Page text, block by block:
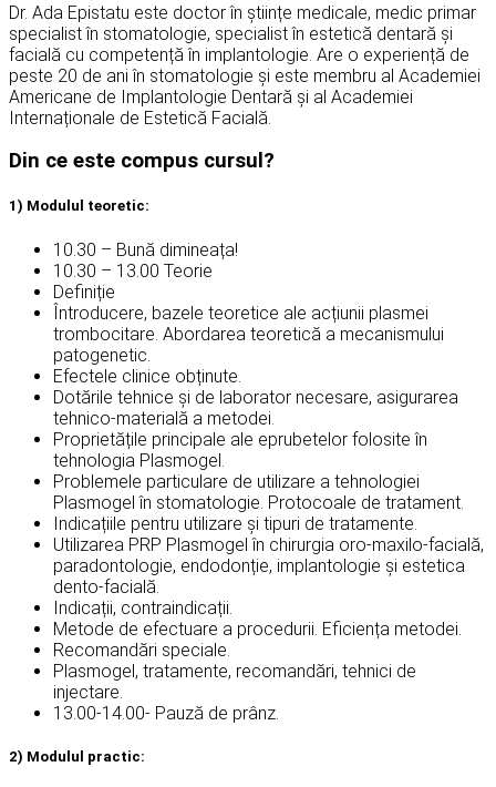
Dr. Ada Epistatu este doctor în științe medicale, medic primar
specialist în stomatologie, specialist în estetică dentară și
facială cu competență în implantologie. Are o experiență de
peste 20 de ani în stomatologie și este membru al Academiei
Americane de Implantologie Dentară și al Academiei
Internaționale de Estetică Facială.
Din ce este compus cursul?
1) Modulul teoretic:
10.30 – Bună dimineața!
10.30 – 13.00 Teorie
Definiție
Întroducere, bazele teoretice ale acțiunii plasmei
trombocitare. Abordarea teoretică a mecanismului
patogenetic.
Efectele clinice obținute.
Dotările tehnice și de laborator necesare, asigurarea
tehnico-materială a metodei.
Proprietățile principale ale eprubetelor folosite în
tehnologia Plasmogel.
Problemele particulare de utilizare a tehnologiei
Plasmogel în stomatologie. Protocoale de tratament.
Indicațiile pentru utilizare și tipuri de tratamente.
Utilizarea PRP Plasmogel în chirurgia oro-maxilo-facială,
paradontologie, endodonție, implantologie și estetica
dento-facială.
Indicații, contraindicații.
Metode de efectuare a procedurii. Eficiența metodei.
Recomandări speciale.
Plasmogel, tratamente, recomandări, tehnici de
injectare.
13.00-14.00- Pauză de prânz.
2) Modulul practic: